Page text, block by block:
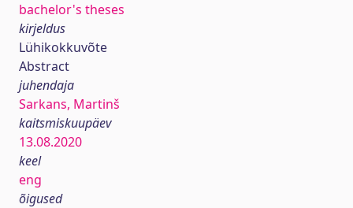
bachelor's theses
kirjeldus
Lühikokkuvõte
Abstract
juhendaja
Sarkans, Martinš
kaitsmiskuupäev
13.08.2020
keel
eng
õigused